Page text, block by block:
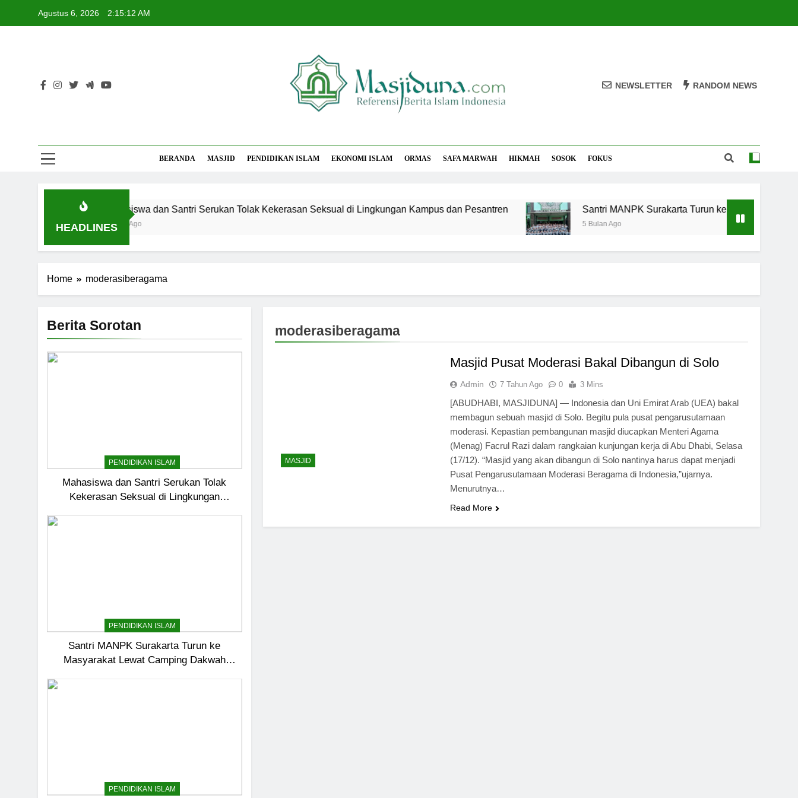
Agustus 6, 2026 2:15:12 AM
NEWSLETTER RANDOM NEWS
BERANDA MASJID PENDIDIKAN ISLAM EKONOMI ISLAM ORMAS SAFA MARWAH HIKMAH SOSOK FOKUS
HEADLINES
Mahasiswa dan Santri Serukan Tolak Kekerasan Seksual di Lingkungan Kampus dan Pesantren
3 Bulan Ago
Santri MANPK Surakarta Turun ke Masyarakat Lewat
5 Bulan Ago
Home moderasiberagama
Berita Sorotan
PENDIDIKAN ISLAM
Mahasiswa dan Santri Serukan Tolak
Kekerasan Seksual di Lingkungan
PENDIDIKAN ISLAM
Santri MANPK Surakarta Turun ke
Masyarakat Lewat Camping Dakwah
PENDIDIKAN ISLAM
moderasiberagama
MASJID
Masjid Pusat Moderasi Bakal Dibangun di Solo
Admin 7 Tahun Ago 0 3 Mins
[ABUDHABI, MASJIDUNA] — Indonesia dan Uni Emirat Arab (UEA) bakal
membagun sebuah masjid di Solo. Begitu pula pusat pengarusutamaan
moderasi. Kepastian pembangunan masjid diucapkan Menteri Agama
(Menag) Facrul Razi dalam rangkaian kunjungan kerja di Abu Dhabi, Selasa
(17/12). “Masjid yang akan dibangun di Solo nantinya harus dapat menjadi
Pusat Pengarusutamaan Moderasi Beragama di Indonesia,”ujarnya.
Menurutnya…
Read More